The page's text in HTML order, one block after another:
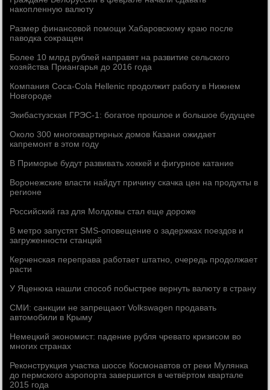
накопленную валюту
Размер финансовой помощи Хабаровскому краю после
паводка сокращен
Более 10 млрд рублей направят на развитие сельского
хозяйства Приангарья до 2016 года
Компания Coca-Cola Hellenic продолжит работу в Нижнем
Новгороде
Экибастузская ГРЭС-1: богатое прошлое и большое будущее
Около 300 многоквартирных домов Казани ожидает
капремонт в этом году
В Приморье будут развивать хоккей и фигурное катание
Воронежские власти найдут причину скачка цен на продукты в
регионе
Российский газ для Молдовы стал еще дороже
В метро запустят SMS-оповещение о задержках поездов и
загруженности станций
Керченская переправа работает штатно, очередь продолжает
расти
У Яценюка нашли способ побыстрее вернуть валюту в страну
СМИ: санкции не запрещают Volkswagen продавать
автомобили в Крыму
Немецкий экономист: падение рубля чревато кризисом во
многих странах
Реконструкция участка шоссе Космонавтов от реки Мулянка
до пермского аэропорта завершится в четвёртом квартале
2015 года